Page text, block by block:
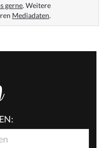
gerne. Weitere
Mediadaten.